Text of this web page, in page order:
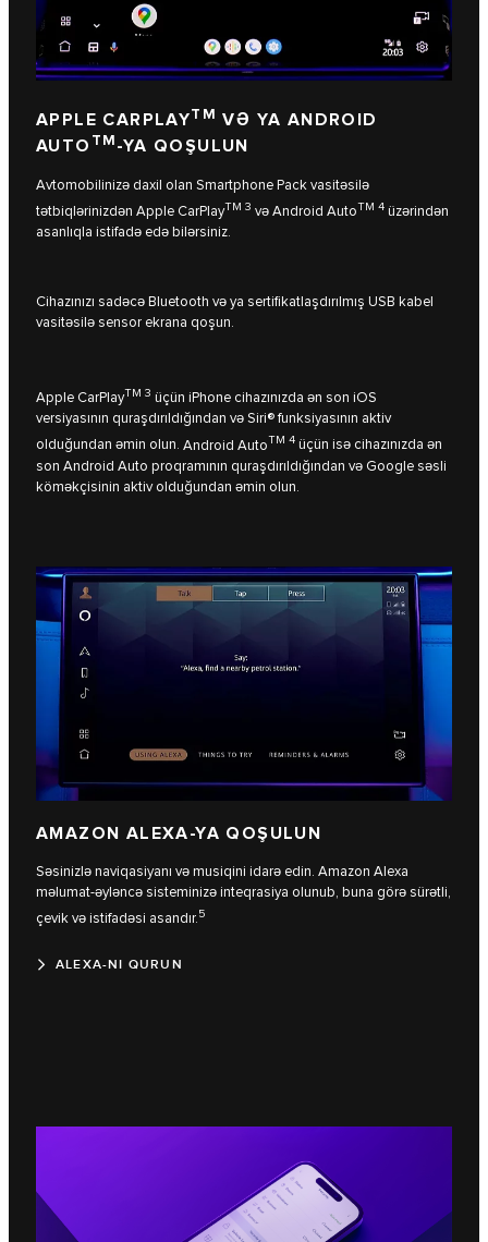
APPLE CARPLAYTM VƏ YA ANDROID
AUTO TM-YA QOŞULUN
Avtomobilinizə daxil olan Smartphone Pack vasitəsilə
tətbiqlərinizdən Apple CarPlayTM 3 vəAndroid AutoTM 4 üzərindən
asanlıqla istifadə edə bilərsiniz.
Cihazınızı sadəcə Bluetooth və ya sertifikatlaşdırılmış USB kabel
vasitəsilə sensor ekrana qoşun.
Apple CarPlayTM 3 üçün iPhone cihazınızda ən son iOS
versiyasının quraşdırıldığından və Siri® funksiyasının aktiv
olduğundan əmin olun. Android AutoTM 4 üçün isə cihazınızda ən
son Android Auto proqramının quraşdırıldığından və Google səsli
köməkçisinin aktiv olduğundan əmin olun.
AMAZON ALEXA-YA QOŞULUN
Səsinizlə naviqasiyanı və musiqini idarə edin. Amazon Alexa
məlumat-əyləncə sisteminizə inteqrasiya olunub, buna görə sürətli,
çevik və istifadəsi asandır.5
ALEXA-NI QURUN